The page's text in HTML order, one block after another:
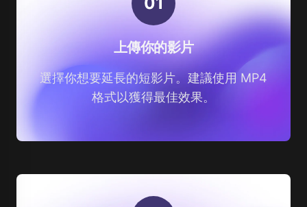
上傳你的影片
選擇你想要延長的短影片。建議使用 MP4
格式以獲得最佳效果。